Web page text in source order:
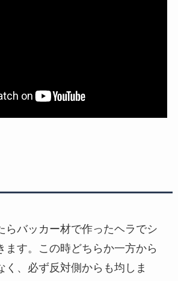
らバッカー材で作ったヘラでシ
ます。この時どちらか一方から
く、必ず反対側からも均しま